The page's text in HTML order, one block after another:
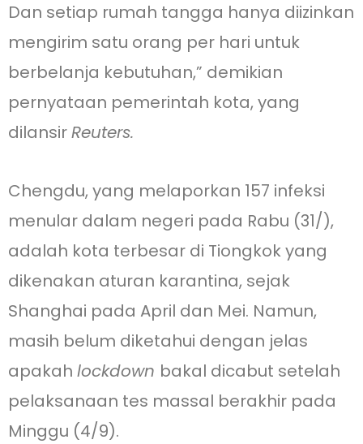
Dan setiap rumah tangga hanya diizinkan
mengirim satu orang per hari untuk
berbelanja kebutuhan,” demikian
pernyataan pemerintah kota, yang
dilansirReuters.
Chengdu, yang melaporkan 157 infeksi
menular dalam negeri pada Rabu (31/),
adalah kota terbesar di Tiongkok yang
dikenakan aturan karantina, sejak
Shanghai pada April dan Mei. Namun,
masih belum diketahui dengan jelas
apakah lockdown bakal dicabut setelah
pelaksanaan tes massal berakhir pada
Minggu (4/9).